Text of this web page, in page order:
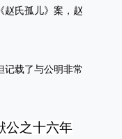
赵氏孤儿》案，赵
记载了与公明非常
公之十六年